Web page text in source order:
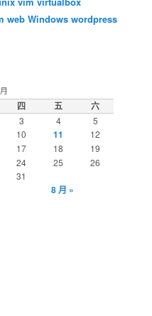
web Windows wordpress
四 五 六
3 4 5
10 11 12
17 18
19
24 25
26
31
8 月 »